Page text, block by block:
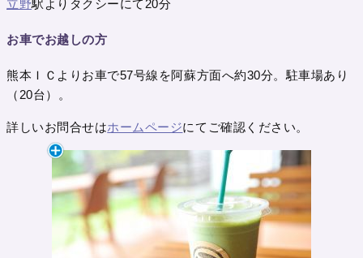
立野駅よりタクシーにて20分
お車でお越しの方
熊本ＩＣよりお車で57号線を阿蘇方面へ約30分。駐車場あり
（20台）。
詳しいお問合せはホームページにてご確認ください。